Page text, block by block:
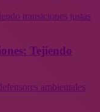
transiciones justas
Tejiendo
ambientales